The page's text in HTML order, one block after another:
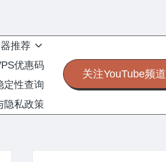
推荐
优惠码
定性查询
隐私政策
关注YouTube频道